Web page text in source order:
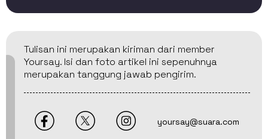
Tulisan ini merupakan kiriman dari member
Yoursay. Isi dan foto artikel ini sepenuhnya
merupakan tanggung jawab pengirim.
yoursay@suara.com